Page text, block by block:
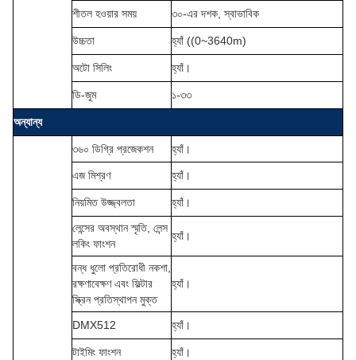
শীতল হওয়ার সময় ৩০-এর দশক, স্বাভাবিক
উচ্চতা হ্যাঁ ((0~3640m)
অটো সিলিং হ্যাঁ।
ডি-জুম ১-৩৩
অন্যান্য
৩৬০ ডিগ্রি প্রজেকশন হ্যাঁ।
এজ মিশ্রণ হ্যাঁ।
নিয়মিত উজ্জ্বলতা
হ্যাঁ।
লেন্সের অবস্থান স্মৃতি, লেন্স
লকিং ফাংশন
হ্যাঁ।
বন্ধ ধুলো প্রতিরোধী নকশা,
রক্ষণাবেক্ষণ এবং ফিল্টার
স্ক্রিন প্রতিস্থাপন মুক্ত
হ্যাঁ।
DMX512 হ্যাঁ।
টাইমিং ফাংশন হ্যাঁ।